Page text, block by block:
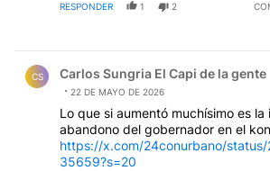
RESPONDER 1 2
CS Carlos Sungria El Capi de la gente
22 DE MAYO DE 2026
Lo que si aumentó muchísimo es
abandono del gobernador en el
https://x.com/24conurbano/
35659?s=20